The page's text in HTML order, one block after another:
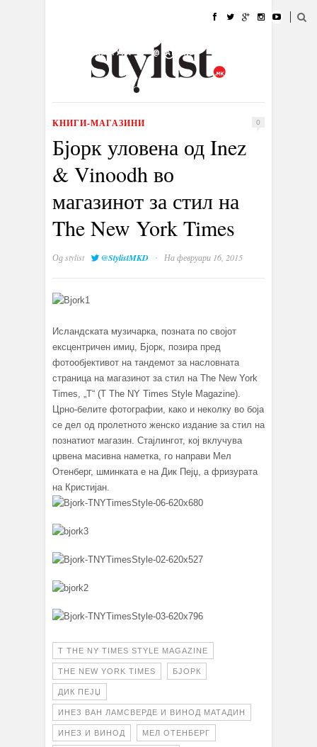
УБАВИНА
КУЛТУРА @РАБОТА
ИЗЛОГ
КНИГИ-МАГАЗИНИ 0
Бјорк уловена од Inez
& Vinoodh во
магазинот за стил на
The New York Times
Одstylist @StylistMKD · На февруари 16, 2015
Исландската музичарка, позната по својот
ексцентричен имиџ, Бјорк, позира пред
фотообјективот на тандемот за насловната
страница на магазинот за стил на The New York
Times, „Т“ (T The NY Times Style Magazine).
Црно-белите фотографии, како и неколку во боја
се дел од пролетното женско издание за стил на
познатиот магазин. Стајлингот, кој вклучува
црвена масивна наметка, го направи Мел
Отенберг, шминката е на Дик Пејџ, а фризурата
на Кристијан.
T THE NY TIMES STYLE MAGAZINE
THE NEW YORK TIMES БЈОРК
ДИК ПЕЈЏ
ИНЕЗ ВАН ЛАМСВЕРДЕ И ВИНОД МАТАДИН
ИНЕЗ И ВИНОД МЕЛ ОТЕНБЕРГ